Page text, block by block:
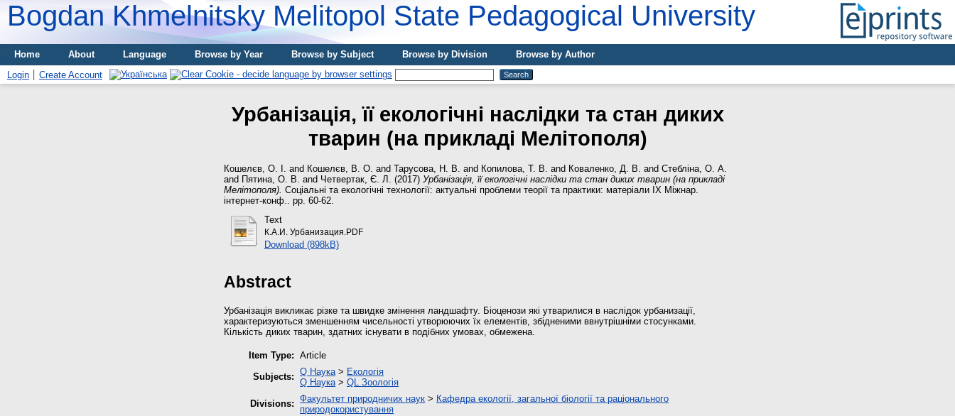
Bogdan Khmelnitsky Melitopol State Pedagogical University
Home About Language Browse by Year Browse by Subject Browse by Division
Browse by Author
Login
Create Account
Урбанізація, її екологічні наслідки та стан диких
тварин (на прикладі Мелітополя)
Кошелєв, О. І. and Кошелєв, В. О. and Тарусова, Н. В. and Копилова, Т. В. and Коваленко, Д. В. and Стебліна, О. А.
and Пятина, О. В. and Четвертак, Є. Л. (2017) Урбанізація, її екологічні наслідки та стан диких тварин (на прикладі
Мелітополя). Соціальні та екологічні технології: актуальні проблеми теорії та практики: матеріали IX Міжнар.
інтернет-конф.. pp. 60-62.
Text
К.А.И. Урбанизация.PDF
Download (898kB)
Abstract
Урбанізація викликає різке та швидке змінення ландшафту. Біоценози які утварилися в наслідок урбанизації,
характеризуються зменшенням чисельності утворюючих їх елементів, збідненими ввнутрішніми стосунками.
Кількість диких тварин, здатних існувати в подібних умовах, обмежена.
Item Type: Article
Subjects: Q Наука> Екологія
Q Наука> QL Зоологія
Divisions: Факультет природничих наук > Кафедра екології, загальної біології та раціонального
природокористування